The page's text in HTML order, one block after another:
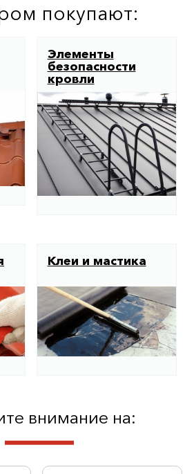
покупают:
Элементы
безопасности
кровли
Клеи и мастика
внимание на: